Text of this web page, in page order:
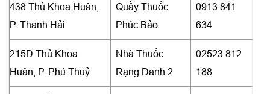
438 Thủ Khoa Huân,
P. Thanh Hải
Quầy Thuốc
Phúc Bảo
0913 841
634
215D Thủ Khoa
Huân, P. Phú Thuỷ
Nhà Thuốc
Rạng Danh 2
02523 812
188